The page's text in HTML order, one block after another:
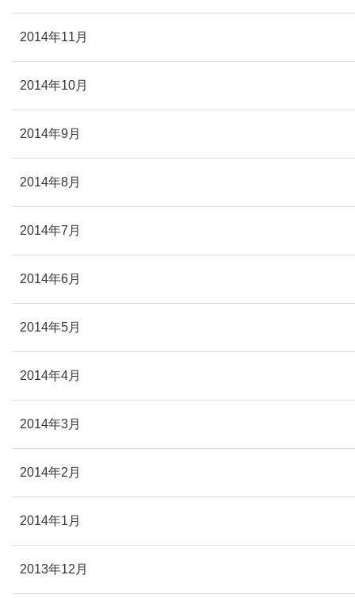
2014年11月
2014年10月
2014年9月
2014年8月
2014年7月
2014年6月
2014年5月
2014年4月
2014年3月
2014年2月
2014年1月
2013年12月